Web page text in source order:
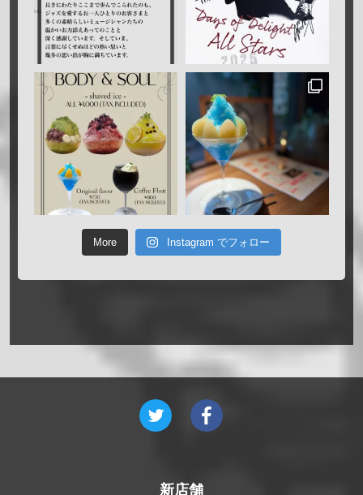
More Instagram でフォロー
新店舗